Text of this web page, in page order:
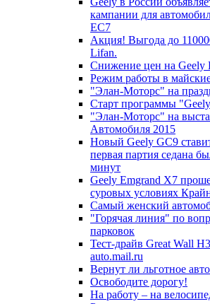
кампании для
EC7
Акция! Выгода до
Lifan.
Снижение цен на Geely
Режим работы в
"Элан-Моторс" на
Старт программы
"Элан-Моторс" на
Автомобиля 2015
Новый Geely GC9
первая партия седана
минут
Geely Emgrand X7
суровых условиях
Самый женский
"Горячая линия" по
парковок
Тест-драйв Great Wall
auto.mail.ru
Вернут ли льготное
Освободите дорогу!
На работу – на